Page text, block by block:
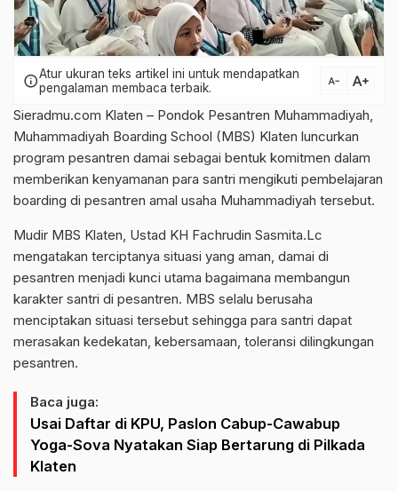
infoAtur ukuran teks artikel ini untuk mendapatkan
pengalaman membaca terbaik.
text_decrease text_increase
Sieradmu.com Klaten – Pondok Pesantren Muhammadiyah,
Muhammadiyah Boarding School (MBS) Klaten luncurkan
program pesantren damai sebagai bentuk komitmen dalam
memberikan kenyamanan para santri mengikuti pembelajaran
boarding di pesantren amal usaha Muhammadiyah tersebut.
Mudir MBS Klaten, Ustad KH Fachrudin Sasmita.Lc
mengatakan terciptanya situasi yang aman, damai di
pesantren menjadi kunci utama bagaimana membangun
karakter santri di pesantren. MBS selalu berusaha
menciptakan situasi tersebut sehingga para santri dapat
merasakan kedekatan, kebersamaan, toleransi dilingkungan
pesantren.
Baca juga:
Usai Daftar di KPU, Paslon Cabup-Cawabup
Yoga-Sova Nyatakan Siap Bertarung di Pilkada
Klaten